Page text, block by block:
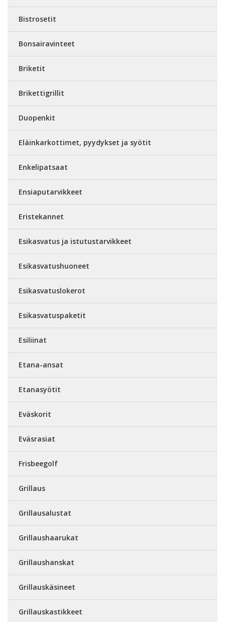
Bistrosetit
Bonsairavinteet
Briketit
Brikettigrillit
Duopenkit
Eläinkarkottimet, pyydykset ja syötit
Enkelipatsaat
Ensiaputarvikkeet
Eristekannet
Esikasvatus ja istutustarvikkeet
Esikasvatushuoneet
Esikasvatuslokerot
Esikasvatuspaketit
Esiliinat
Etana-ansat
Etanasyötit
Eväskorit
Eväsrasiat
Frisbeegolf
Grillaus
Grillausalustat
Grillaushaarukat
Grillaushanskat
Grillauskäsineet
Grillauskastikkeet